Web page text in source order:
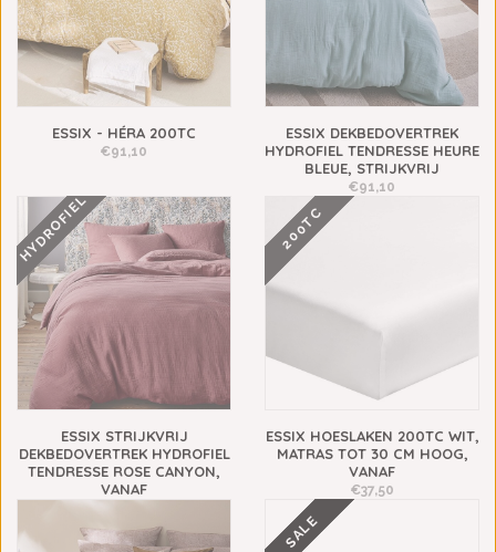
ESSIX - HÉRA 200TC
€91,10
ESSIX DEKBEDOVERTREK
HYDROFIEL TENDRESSE HEURE
BLEUE, STRIJKVRIJ
€91,10
HYDROFIEL
ESSIX STRIJKVRIJ
DEKBEDOVERTREK HYDROFIEL
TENDRESSE ROSE CANYON,
VANAF
200TC
ESSIX HOESLAKEN 200TC WIT,
MATRAS TOT 30 CM HOOG,
VANAF
€37,50
SALE